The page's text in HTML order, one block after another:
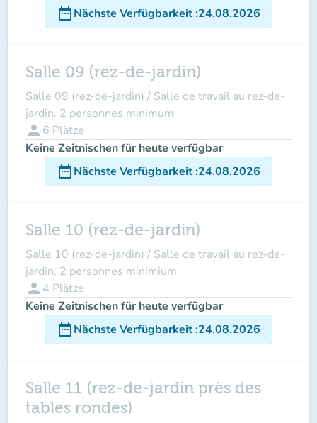
date_rangeNächste Verfügbarkeit:24.08.2026
Salle 09 (rez-de-jardin)
Salle 09 (rez-de-jardin) / Salle de travail au rez-de-
jardin. 2 personnes minimum
person 6 Plätze
Keine Zeitnischen für heute verfügbar
date_rangeNächste Verfügbarkeit:24.08.2026
Salle 10 (rez-de-jardin)
Salle 10 (rez-de-jardin) / Salle de travail au rez-de-
jardin. 2 personnes minimium
person 4 Plätze
Keine Zeitnischen für heute verfügbar
date_rangeNächste Verfügbarkeit:24.08.2026
Salle 11 (rez-de-jardin près des
tables rondes)